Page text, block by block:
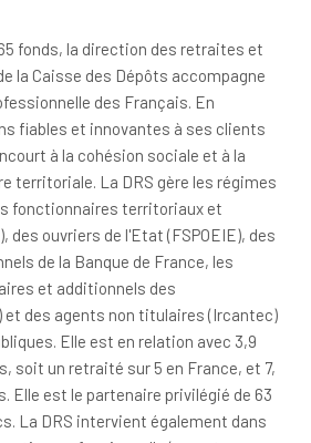
fonds, la direction des retraites et
la Caisse des Dépôts accompagne
des Français. En
fiables et innovantes à ses clients
à la cohésion sociale et à la
territoriale. La DRS gère les régimes
fonctionnaires territoriaux et
des ouvriers de l'Etat (FSPOEIE), des
de la Banque de France, les
et additionnels des
et des agents non titulaires (Ircantec)
Elle est en relation avec 3,9
soit un retraité sur 5 en France, et 7,
Elle est le partenaire privilégié de 63
La DRS intervient également dans